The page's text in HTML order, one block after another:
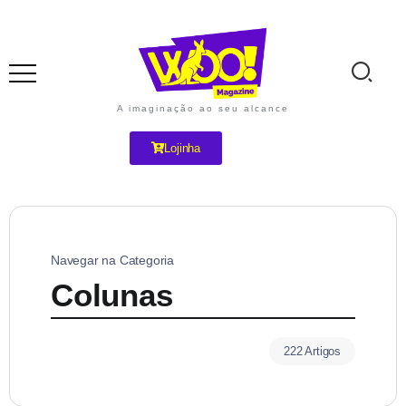
A imaginação ao seu alcance
Lojinha
Navegar na Categoria
Colunas
222 Artigos